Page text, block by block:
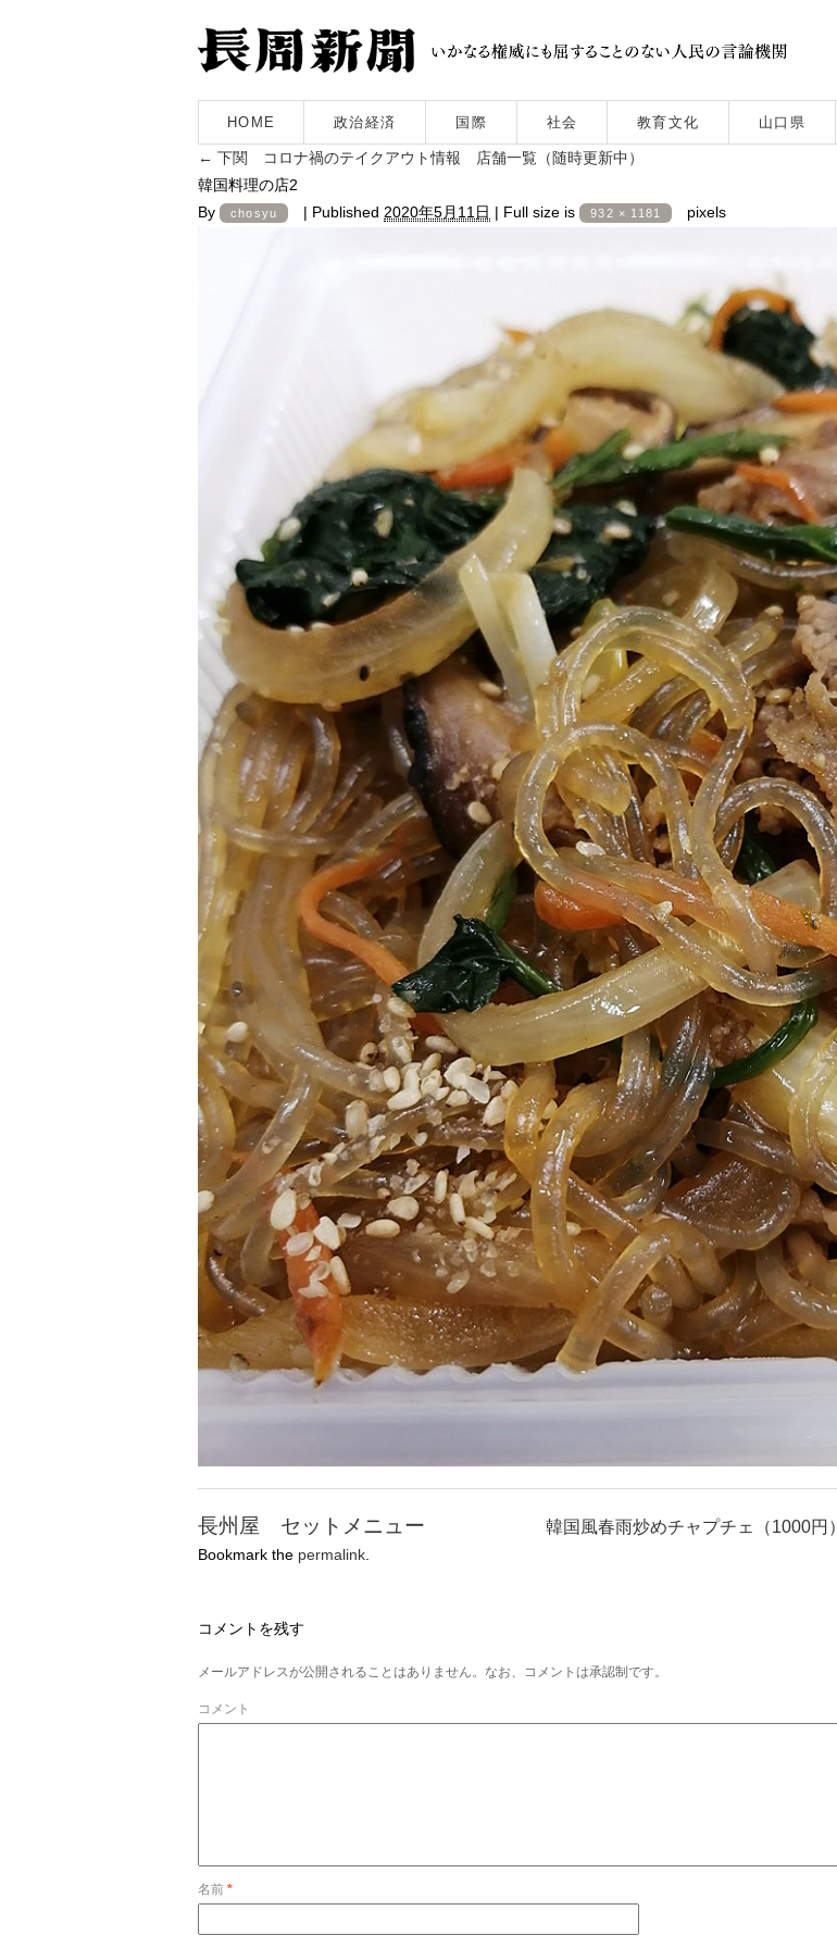
HOME 政治経済 国際 社会 教育文化 山口県
← 下関 コロナ禍のテイクアウト情報 店舗一覧（随時更新中）
韓国料理の店2
By
chosyu | Published 2020年5月11日 | Full size is 932 × 1181 pixels
長州屋 セットメニュー 韓国風春雨炒めチャプチェ（1000円）
Bookmark the permalink.
コメントを残す
メールアドレスが公開されることはありません。なお、コメントは承認制です。
コメント
名前 *